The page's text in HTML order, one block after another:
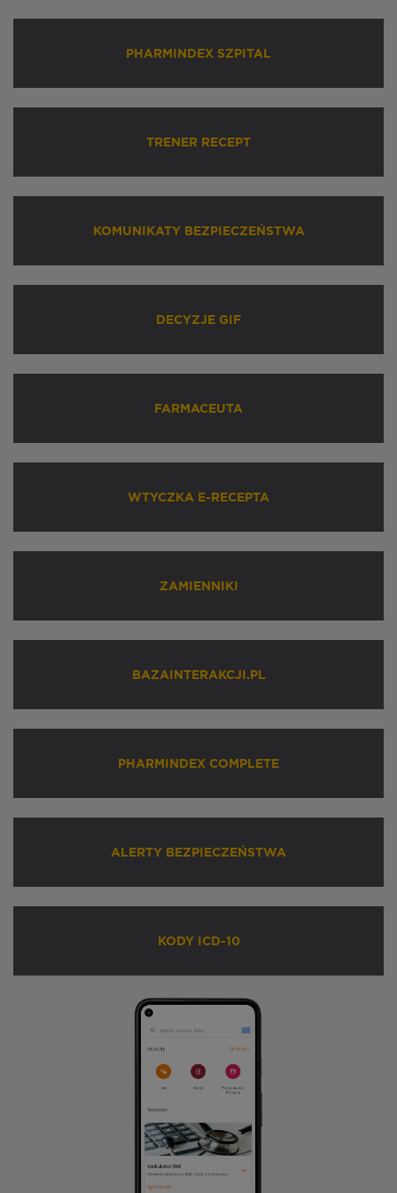
PHARMINDEX SZPITAL
TRENER RECEPT
KOMUNIKATY BEZPIECZEŃSTWA
DECYZJE GIF
FARMACEUTA
WTYCZKA E-RECEPTA
ZAMIENNIKI
BAZAINTERAKCJI.PL
PHARMINDEX COMPLETE
ALERTY BEZPIECZEŃSTWA
KODY ICD-10